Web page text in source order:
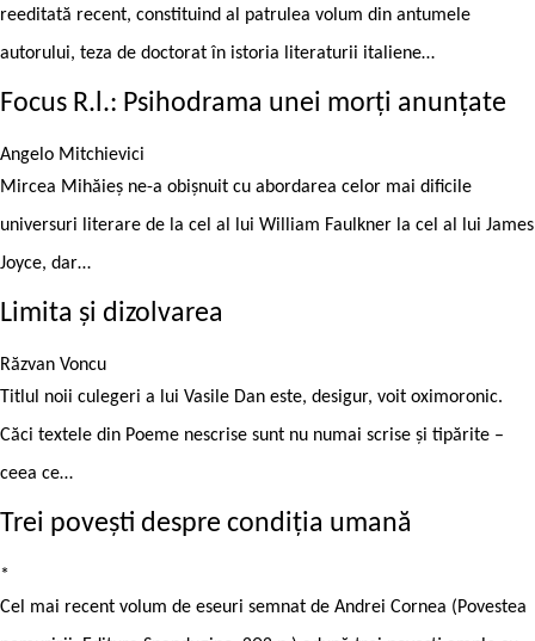
reeditată recent, constituind al patrulea volum din antumele
autorului, teza de doctorat în istoria literaturii italiene…
Focus R.l.: Psihodrama unei morți anunțate
Angelo Mitchievici
Mircea Mihăieș ne-a obișnuit cu abordarea celor mai dificile
universuri literare de la cel al lui William Faulkner la cel al lui James
Joyce, dar…
Limita și dizolvarea
Răzvan Voncu
Titlul noii culegeri a lui Vasile Dan este, desigur, voit oximoronic.
Căci textele din Poeme nescrise sunt nu numai scrise și tipărite –
ceea ce…
Trei povești despre condiția umană
*
Cel mai recent volum de eseuri semnat de Andrei Cornea (Povestea